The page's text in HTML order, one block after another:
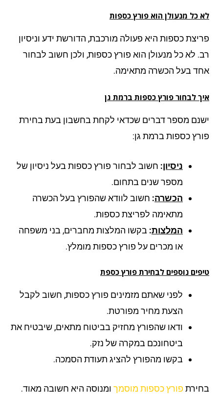
כל מנעולן הוא פורץ כספות
כספות היא פעולה מורכבת, הדורשת ידע וניסיון
לא כל מנעולן הוא פורץ כספות, ולכן חשוב לבחור
בעל הכשרה מתאימה.
לבחור פורץ כספות ברמת גן
מספר דברים שכדאי לקחת בחשבון בעת בחירת
כספות ברמת גן:
ניסיון:חשוב לבחור פורץ כספות בעל ניסיון של
מספר שנים בתחום.
הכשרה:חשוב לוודא שהפורץ בעל הכשרה
מתאימה לפריצת כספות.
המלצות:בקשו המלצות מחברים, בני משפחה
או מכרים על פורץ כספות מומלץ.
נוספים לבחירת פורץ כספת
לפני שאתם מזמינים פורץ כספות, חשוב לקבל
הצעת מחיר מפורטת.
ודאו שהפורץ מחזיק בביטוח מתאים, שיבטיח את
ביטחונכם במקרה של נזק.
בקשו מהפורץ להציג תעודת הסמכה.
פורץ כספות מוסמךומנוסה היא חשובה מאוד.